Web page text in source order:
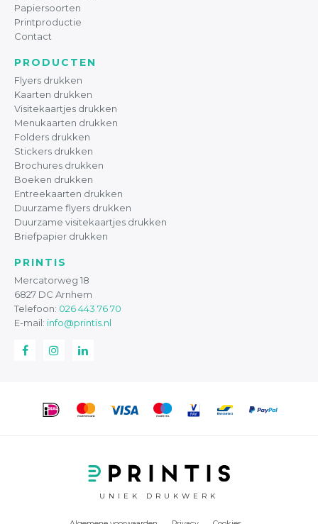
Papiersoorten
Printproductie
Contact
PRODUCTEN
Flyers drukken
Kaarten drukken
Visitekaartjes drukken
Menukaarten drukken
Folders drukken
Stickers drukken
Brochures drukken
Boeken drukken
Entreekaarten drukken
Duurzame flyers drukken
Duurzame visitekaartjes drukken
Briefpapier drukken
PRINTIS
Mercatorweg 18
6827 DC Arnhem
Telefoon: 026 443 76 70
E-mail: info@printis.nl
UNIEK DRUKWERK